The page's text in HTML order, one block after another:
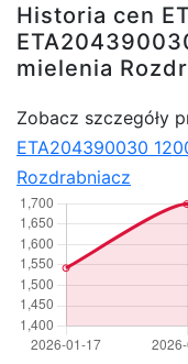
Historia cen
mielenia
Zobacz szczegóły
ETA204390030
Rozdrabniacz